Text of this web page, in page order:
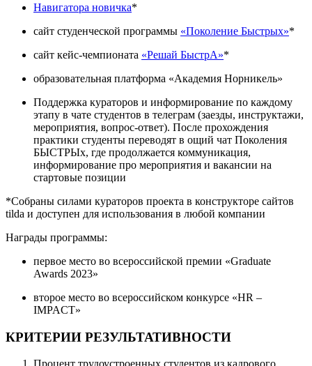
Навигатора новичка*
сайт студенческой программы «Поколение Быстрых»*
сайт кейс-чемпионата «Решай БыстрА»*
образовательная платформа «Академия Норникель»
Поддержка кураторов и информирование по каждому
этапу в чате студентов в телеграм (заезды, инструктажи,
мероприятия, вопрос-ответ). После прохождения
практики студенты переводят в ощий чат Поколения
БЫСТРЫх, где продолжается коммуникация,
информирование про мероприятия и вакансии на
стартовые позиции
*Собраны силами кураторов проекта в конструкторе сайтов
tilda и доступен для использования в любой компании
Награды программы:
первое место во всероссийской премии «Graduate
Awards 2023»
второе место во всероссийском конкурсе «HR –
IMPACT»
КРИТЕРИИ РЕЗУЛЬТАТИВНОСТИ